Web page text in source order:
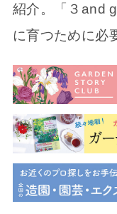
紹介。「３and
に育つために必